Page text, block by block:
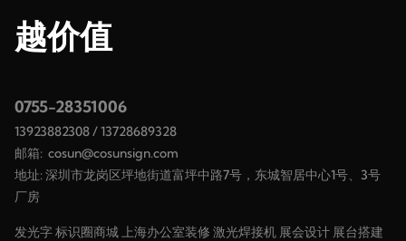
越价值
0755-28351006
13923882308/13728689328
邮箱: cosun@cosunsign.com
地址: 深圳市龙岗区坪地街道富坪中路7号，东城智居中心1号、3号
厂房
发光字标识圈商城上海办公室装修 激光焊接机 展会设计 展台搭建